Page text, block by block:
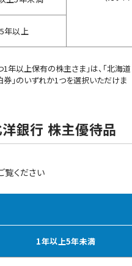
5年以上
年以上保有の株主さま」は、「北海道
券」のいずれか1つを選択いただけま
銀行 株主優待品
覧ください
1年以上5年未満